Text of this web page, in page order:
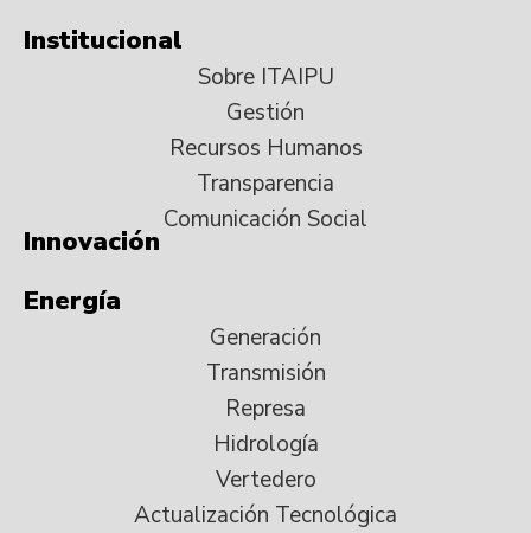
Institucional
Sobre ITAIPU
Gestión
Recursos Humanos
Transparencia
Comunicación Social
Innovación
Energía
Generación
Transmisión
Represa
Hidrología
Vertedero
Actualización Tecnológica